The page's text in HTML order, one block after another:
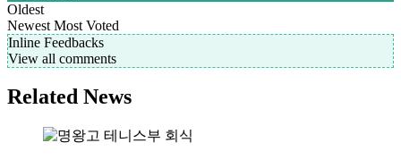
Oldest
Newest Most Voted
Inline Feedbacks
View all comments
Related News